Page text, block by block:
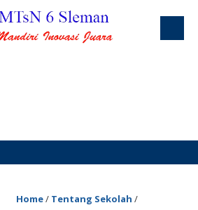
Home/ Tentang Sekolah /